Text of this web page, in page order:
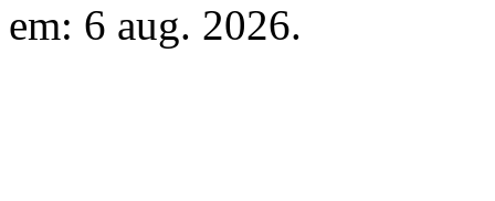
em: 6 aug. 2026.